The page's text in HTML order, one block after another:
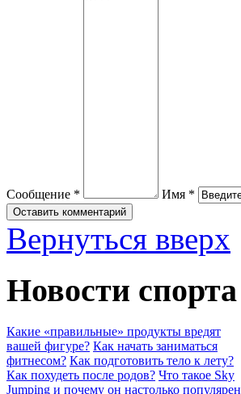
Сообщение * Имя *
Вернуться вверх
Новости спорта
Какие «правильные» продукты вредят
вашей фигуре? Как начать заниматься
фитнесом? Как подготовить тело к лету?
Как похудеть после родов? Что такое Sky
Jumping и почему он настолько популярен